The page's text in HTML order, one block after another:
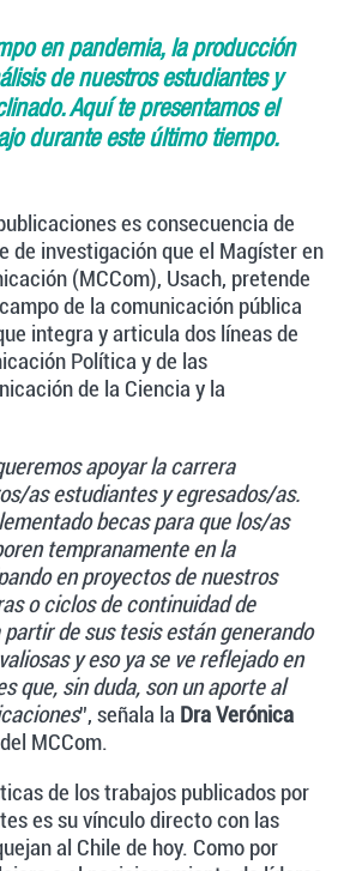
en pandemia, la producción
de nuestros estudiantes y
Aquí te presentamos el
durante este último tiempo.
es consecuencia de
de investigación que el Magíster en
(MCCom), Usach, pretende
de la comunicación pública
integra y articula dos líneas de
Política y de las
de la Ciencia y la
apoyar la carrera
as estudiantes y egresados/as.
becas para que los/as
tempranamente en la
en proyectos de nuestros
o ciclos de continuidad de
de sus tesis están generando
y eso ya se ve reflejado en
que, sin duda, son un aporte al
”, señala la Dra Verónica
MCCom.
de los trabajos publicados por
es su vínculo directo con las
al Chile de hoy. Como por